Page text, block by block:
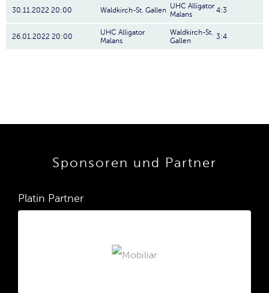
30.11.2022 20:00 Waldkirch-St. Gallen UHC Alligator
Malans
4:3
26.01.2022 20:00
UHC Alligator
Malans
Waldkirch-St.
Gallen
3:4
Sponsoren und Partner
Platin Partner